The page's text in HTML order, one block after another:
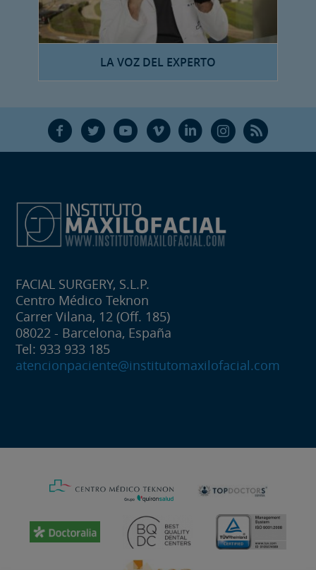
LA VOZ DEL EXPERTO
F T Y V L Ñ R
FACIAL SURGERY, S.L.P.
Centro Médico Teknon
Carrer Vilana, 12 (Off. 185)
08022 - Barcelona, España
Tel: 933 933 185
atencionpaciente@institutomaxilofacial.com